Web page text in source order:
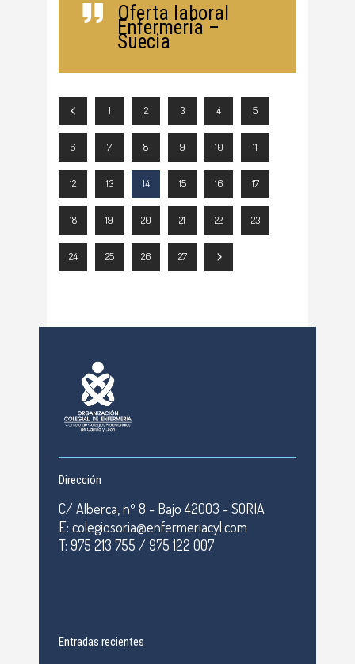
Oferta laboral
Enfermería –
Suecia
1 2 3 4 5
6 7 8 9 10 11
12 13 14 15 16 17
18 19 20 21 22 23
24 25 26 27
Dirección
C/ Alberca, nº 8 - Bajo 42003 - SORIA
E: colegiosoria@enfermeriacyl.com
T: 975 213 755 / 975 122 007
Entradas recientes